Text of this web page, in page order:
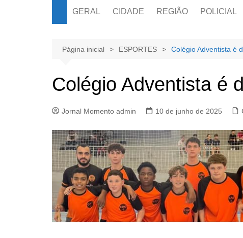
GERAL CIDADE REGIÃO POLICIAL
Página inicial ESPORTES Colégio Adventista é
Colégio Adventista é
Jornal Momento admin 10 de junho de 2025